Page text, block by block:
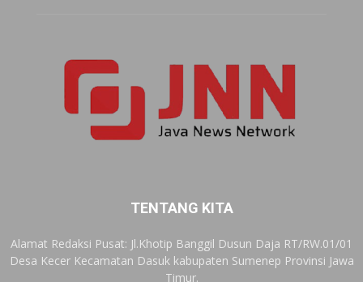
TENTANG KITA
Alamat Redaksi Pusat: Jl.Khotip Banggil Dusun Daja RT/RW.01/01
Desa Kecer Kecamatan Dasuk kabupaten Sumenep Provinsi Jawa
Timur.